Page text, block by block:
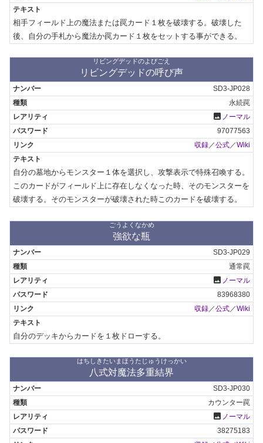
相手フィールド上の魔法または罠カード１枚を破壊する。破壊した
後、自分の手札から魔法か罠カード１枚をセットする事ができる。
リビングデッドのよびごえ
リビングデッドの呼び声
SD3-JP028
永続罠
photo ノーマル
97077563
収録／公式／Wiki
自分の墓地からモンスター１体を選択し、攻撃表示で特殊召喚する。
このカードがフィールド上に存在しなくなった時、そのモンスターを
破壊する。そのモンスターが破壊された時このカードを破壊する。
ごうよくなかめ
強欲な瓶
SD3-JP029
通常罠
photo ノーマル
83968380
収録 ／公式 ／Wiki
自分のデッキからカードを１枚ドローする。
はちしきたいまほうたじゅうけっかい
八式対魔法多重結界
SD3-JP030
カウンター罠
photo ノーマル
38275183